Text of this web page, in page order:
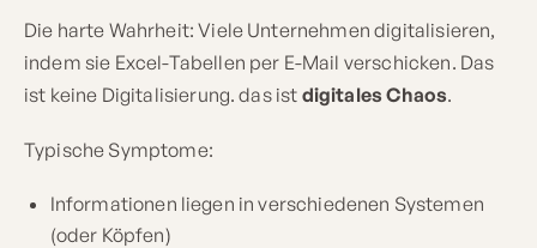
Die harte Wahrheit: Viele Unternehmen digitalisieren,
indem sie Excel-Tabellen per E-Mail verschicken. Das
ist keine Digitalisierung. das ist digitales Chaos.
Typische Symptome:
Informationen liegen in verschiedenen Systemen
(oder Köpfen)